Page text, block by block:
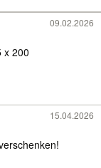
09.02.2026
x 200
15.04.2026